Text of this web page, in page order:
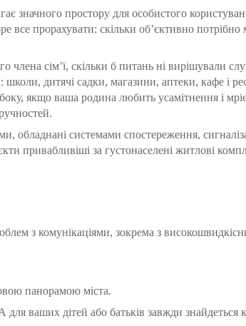
значного простору для особистого
прорахувати: скільки об’єктивно потрібно
сім’ї, скільки б питань ні вирішували
дитячі садки, магазини, аптеки, кафе і
якщо ваша родина любить усамітнення і
обладнані системами спостереження,
привабливіші за густонаселені житлові
з комунікаціями, зокрема з
панорамою міста.
ваших дітей або батьків завжди знайдеться